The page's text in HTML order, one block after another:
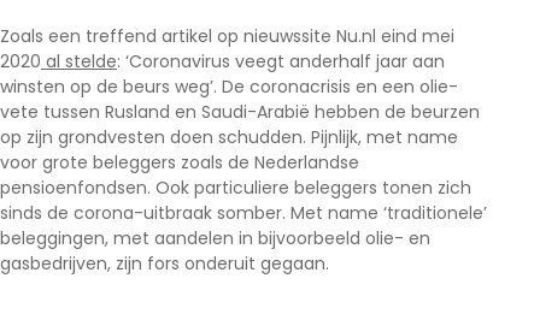
Zoals een treffend artikel op nieuwssite Nu.nl eind mei
2020 al stelde: ‘Coronavirus veegt anderhalf jaar aan
winsten op de beurs weg’. De coronacrisis en een olie-
vete tussen Rusland en Saudi-Arabië hebben de beurzen
op zijn grondvesten doen schudden. Pijnlijk, met name
voor grote beleggers zoals de Nederlandse
pensioenfondsen. Ook particuliere beleggers tonen zich
sinds de corona-uitbraak somber. Met name ‘traditionele’
beleggingen, met aandelen in bijvoorbeeld olie- en
gasbedrijven, zijn fors onderuit gegaan.